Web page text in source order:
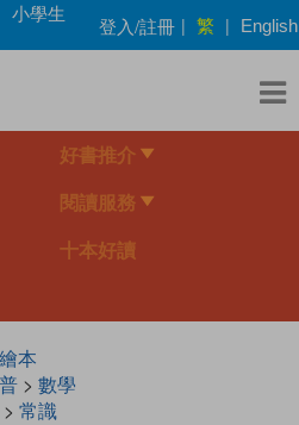
小學生
登入/註冊 | 繁 | English
好書推介
閱讀服務
十本好讀
本
> 數學
> 常識